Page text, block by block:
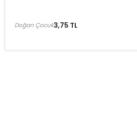
3,75 TL
Doğan Çocuk